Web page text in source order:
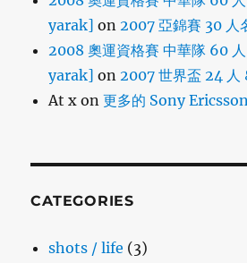
yarak] on2007 亞錦賽 30 人
2008 奧運資格賽 中華隊 60
yarak] on2007 世界盃 24 人
At x on更多的 Sony
CATEGORIES
shots / life (3)